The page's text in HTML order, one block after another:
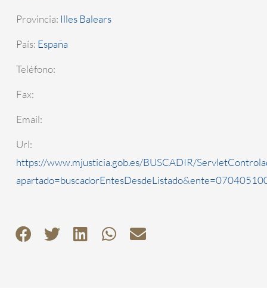
Provincia: Illes Balears
País: España
Teléfono:
Fax:
Email:
Url:
https://www.mjusticia.gob.es/BUSCADIR/